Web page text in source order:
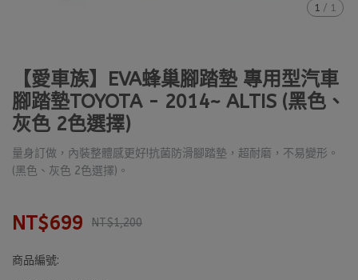
1 / 1
【愛車族】EVA蜂巢腳踏墊 專用型汽車
腳踏墊TOYOTA - 2014~ ALTIS (黑色、
灰色 2色選擇)
量身訂做，內裝整體感更好!抗菌防滑腳踏墊，超耐磨，不易變形。
(黑色、灰色 2色選擇)。
NT$699 NT$1,200
商品編號: